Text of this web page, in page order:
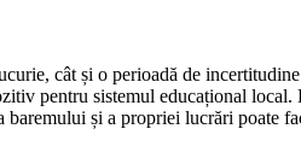
cât și o perioadă de
pentru sistemul educațional
și a propriei lucrări poate